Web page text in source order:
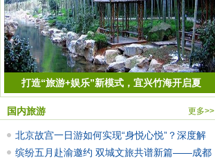
打造“旅游+娱乐”新模式，宜兴竹海开启夏
更多>>
国内旅游
北京故宫一日游如何实现“身悦心悦”？深度解
析缤纷五月赴渝邀约 双城文旅共谱新篇——成都